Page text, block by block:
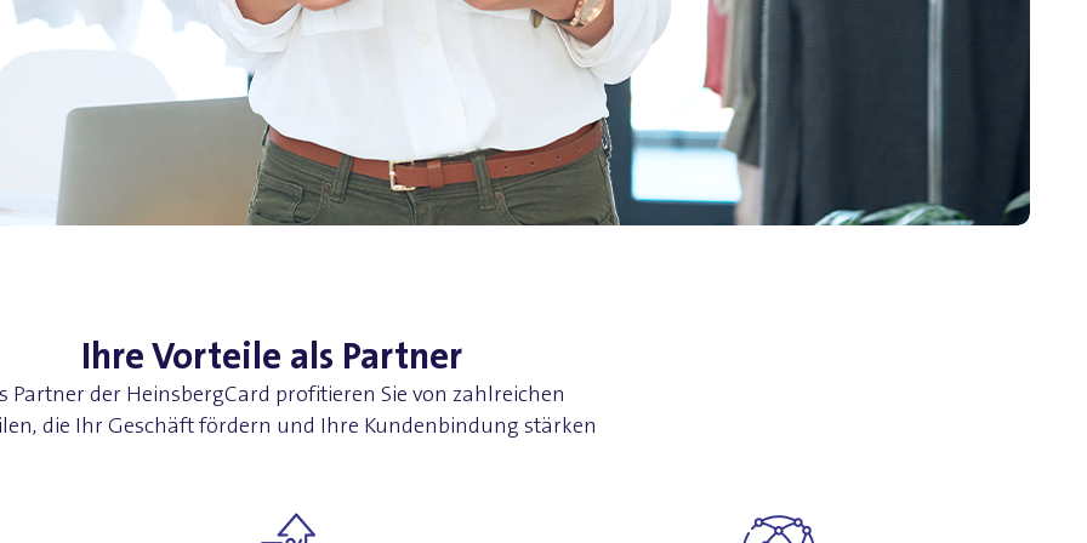
Ihre Vorteile als Partner
Partner der HeinsbergCard profitieren Sie von zahlreichen
die Ihr Geschäft fördern und Ihre Kundenbindung stärken